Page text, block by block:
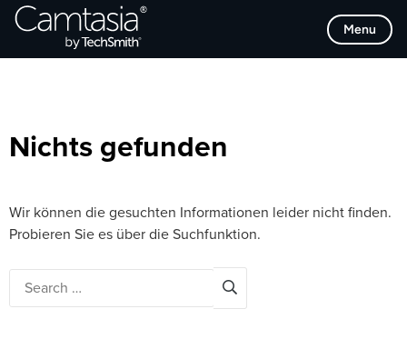
Direkt
zum
Menu
Browse Categories
Nichts gefunden
Wir können die gesuchten Informationen leider nicht finden.
Probieren Sie es über die Suchfunktion.